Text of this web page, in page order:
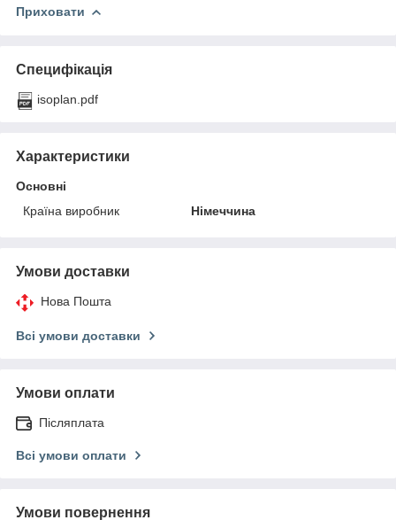
Приховати
Специфікація
isoplan.pdf
Характеристики
Основні
Країна виробник
Німеччина
Умови доставки
Нова Пошта
Всі умови доставки
Умови оплати
Післяплата
Всі умови оплати
Умови повернення